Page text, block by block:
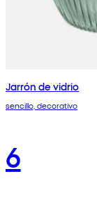
Jarrón de vidrio
sencillo, decorativo
6